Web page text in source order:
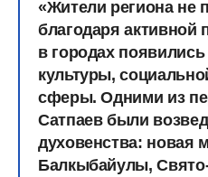
«Жители региона не
благодаря активной
в городах
культуры,
сферы. Одними из
Сатпаев были
духовенства: новая
Балкыбайулы,